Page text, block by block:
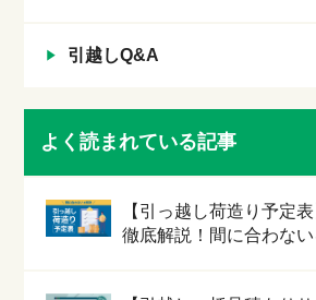
引越しQ&A
よく読まれている記事
【引っ越し荷造り予定
徹底解説！間に合わない